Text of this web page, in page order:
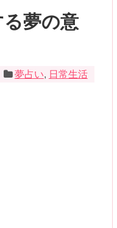
る夢の意
夢占い, 日常生活